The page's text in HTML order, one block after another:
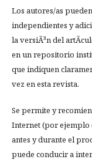
Los autores/as
independientes y
la versiÃ³n del
en un repositorio
que indiquen
vez en esta revista.
Se permite y
Internet (por ejemplo
antes y durante el
puede conducir a